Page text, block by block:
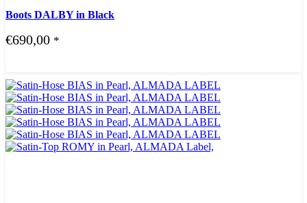
Boots DALBY in Black
€690,00 *